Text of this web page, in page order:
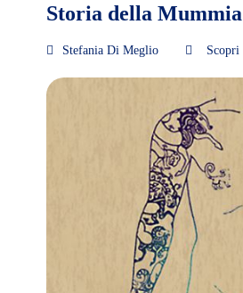
Storia della
Stefania Di Meglio Scopri